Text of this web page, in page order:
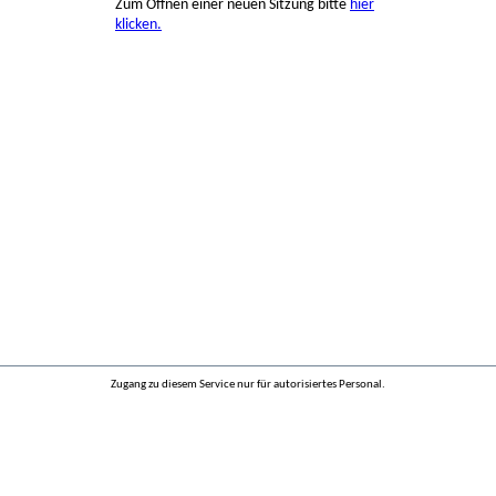
Zum Öffnen einer neuen Sitzung bitte hier
klicken.
Zugang zu diesem Service nur für autorisiertes Personal.